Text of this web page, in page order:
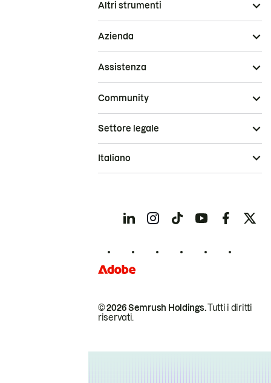
Altri strumenti
Azienda
Assistenza
Community
© 2026 Semrush Holdings.Tutti i diritti
riservati.
Settore legale
Italiano